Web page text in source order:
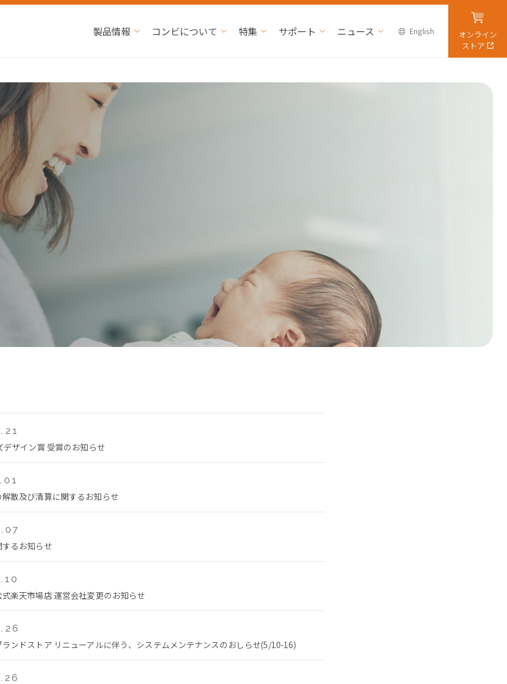
製品情報 コンビについて 特集 サポート ニュース English
オンライン
ストア
ザイン賞 受賞のお知らせ
散及び清算に関するお知らせ
るお知らせ
楽天市場店 運営会社変更のお知らせ
ランドストア リニューアルに伴う、システムメンテナンスのおしらせ(5/10-16)